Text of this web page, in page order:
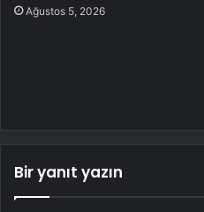
Ağustos 5, 2026
Bir yanıt yazın